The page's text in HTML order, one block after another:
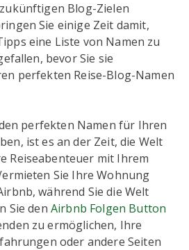
Blog-Zielen
Sie einige Zeit damit,
eine Liste von Namen zu
bevor Sie sie
perfekten Reise-Blog-Namen
perfekten Namen für Ihren
ist es an der Zeit, die Welt
Reiseabenteuer mit Ihrem
Sie Ihre Wohnung
während Sie die Welt
Sie den Airbnb Folgen Button
zu ermöglichen, Ihre
oder andere Seiten